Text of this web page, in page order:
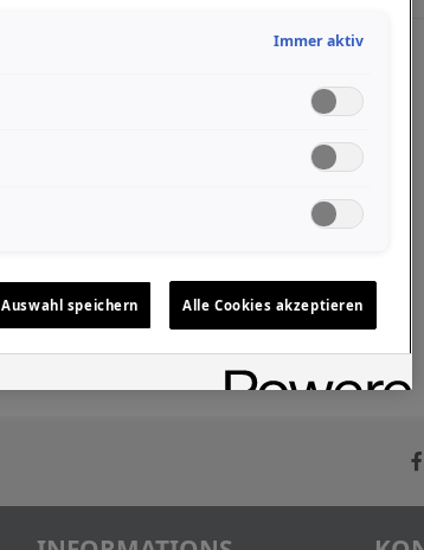
Immer aktiv
Auswahl speichern Alle Cookies akzeptieren